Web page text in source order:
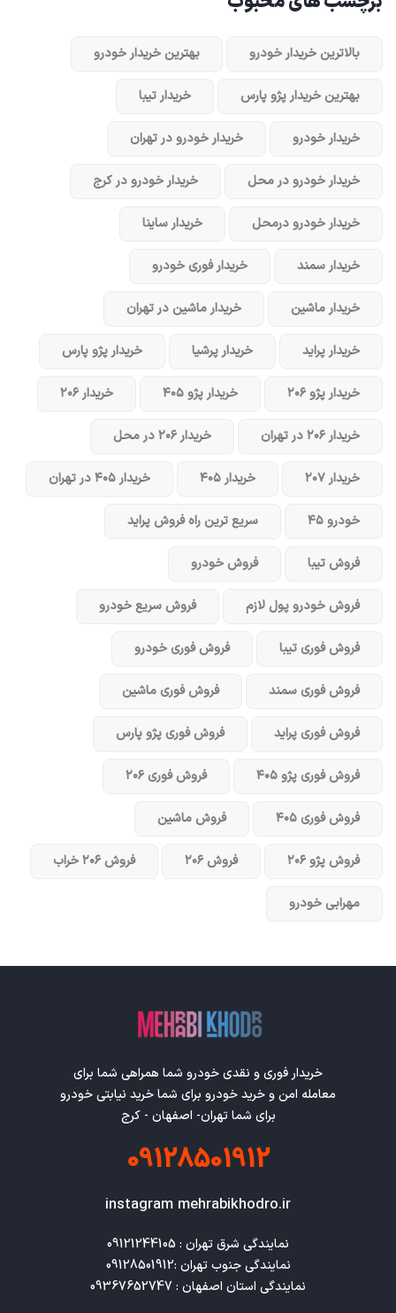
بالاترین خریدار خودرو بهترین خریدار خودرو
بهترین خریدار پژو پارس خریدار تیبا
خریدار خودرو خریدار خودرو در تهران
خریدار خودرو در محل خریدار خودرو در کرج
خریدار خودرو در‌محل خریدار ساینا
خریدار سمند خریدار فوری خودرو
خریدار ماشین خریدار ماشین در تهران
خریدار پراید خریدار پرشیا خریدار پژو پارس
خریدار پژو ۲۰۶ خریدار پژو ۴۰۵ خریدار ۲۰۶
خریدار ۲۰۶ در تهران خریدار ۲۰۶ در محل
خریدار ۲۰۷ خریدار ۴۰۵ خریدار ۴۰۵ در تهران
خودرو ۴۵ سریع ترین راه فروش پراید
فروش تیبا فروش خودرو
فروش خودرو پول لازم فروش سریع خودرو
فروش فوری تیبا فروش فوری خودرو
فروش فوری سمند فروش فوری ماشین
فروش فوری پراید فروش فوری پژو پارس
فروش فوری پژو ۴۰۵ فروش فوری ۲۰۶
فروش فوری ۴۰۵ فروش ماشین
فروش پژو ۲۰۶ فروش ۲۰۶ فروش ۲۰۶ خراب
مهرابی خودرو
خریدار فوری و نقدی خودرو شما همراهی شما برای
معامله امن و خرید خودرو برای شما خرید نیابتی خودرو
برای شما تهران- اصفهان - کرج
09128501912
instagram mehrabikhodro.ir
نمایندگی استان اصفهان : 09367652747